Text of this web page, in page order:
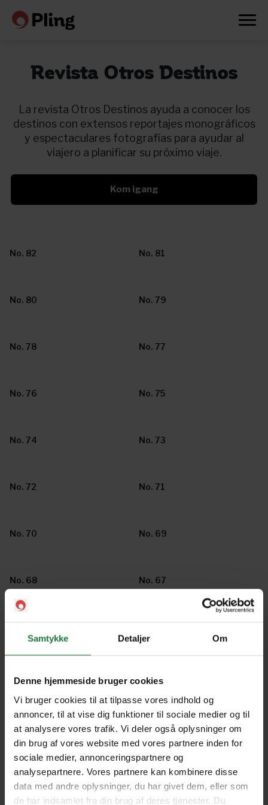
Samtykke Detaljer Om
Denne hjemmeside bruger cookies
Vi bruger cookies til at tilpasse vores indhold og
annoncer, til at vise dig funktioner til sociale medier og til
at analysere vores trafik. Vi deler også oplysninger om
din brug af vores website med vores partnere inden for
sociale medier, annonceringspartnere og
analysepartnere. Vores partnere kan kombinere disse
data med andre oplysninger, du har givet dem, eller som
de har indsamlet fra din brug af deres tjenester. Du
Prøv en måned gratis
Revista Otros Destinos
La revista Otros Destinos ayuda a conocer los
destinos con extensos reportajes monográficos
y espectaculares fotografías para ayudar al
viajero a planificar su próximo viaje.
Kom igang
No. 82 No. 81
No. 80 No. 79
No. 78 No. 77
No. 76 No. 75
No. 74 No. 73
No. 72 No. 71
No. 70 No. 69
No. 68 No. 67
No. 62 No. 61
No. 60 No. 59